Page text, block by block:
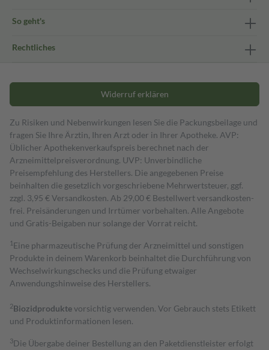
So geht's
Rechtliches
Widerruf erklären
Zu Risiken und Nebenwirkungen lesen Sie die Packungsbeilage und
fragen Sie Ihre Ärztin, Ihren Arzt oder in Ihrer Apotheke. AVP:
Üblicher Apothekenverkaufspreis berechnet nach der
Arzneimittelpreisverordnung. UVP: Unverbindliche
Preisempfehlung des Herstellers. Die angegebenen Preise
beinhalten die gesetzlich vorgeschriebene Mehrwertsteuer, ggf.
zzgl. 3,95 € Versandkosten. Ab 29,00 € Bestell­wert versand­kosten­
frei. Preisänderungen und Irrtümer vorbehalten. Alle Angebote
und Gratis-Beigaben nur solange der Vorrat reicht.
1 Eine pharmazeutische Prüfung der Arzneimittel und sonstigen
Produkte in deinem Warenkorb beinhaltet die Durchführung von
Wechselwirkungschecks und die Prüfung etwaiger
Anwendungshinweise des Herstellers.
2Biozidproduktevorsichtig verwenden. Vor Gebrauch stets Etikett
und Produktinformationen lesen.
3Die Übergabe deiner Bestellung an den Paketdienstleister erfolgt